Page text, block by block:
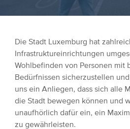
Die Stadt Luxemburg hat
Infrastruktureinrichtungen
Wohlbefinden von Personen mit
Bedürfnissen sicherzustellen
uns ein Anliegen, dass sich alle
die Stadt bewegen können und
unaufhörlich dafür ein, ein
zu gewährleisten.